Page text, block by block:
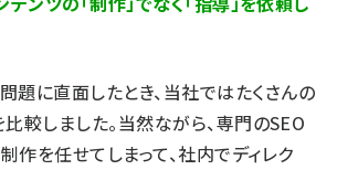
題に直面したとき、当社ではたくさんの
較しました。当然ながら、専門のSEO
作を任せてしまって、社内でディレク